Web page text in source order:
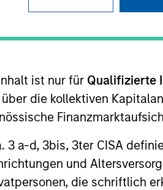
ist nur für Qualifizierte
die kollektiven
3 a-d, 3bis, 3ter CISA
und
die schriftlich
(“Recykal”) deploys
transparency and
Currently focused on